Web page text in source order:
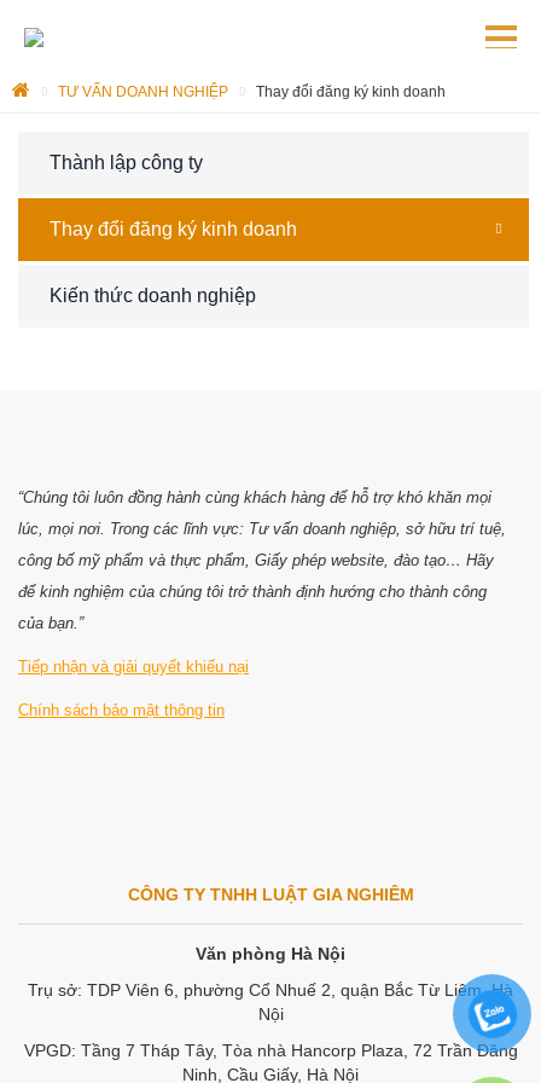
TƯ VẤN DOANH NGHIỆP Thay đổi đăng ký kinh doanh
Thành lập công ty
Thay đổi đăng ký kinh doanh
Kiến thức doanh nghiệp
“Chúng tôi luôn đồng hành cùng khách hàng để hỗ trợ khó khăn mọi
lúc, mọi nơi. Trong các lĩnh vực: Tư vấn doanh nghiệp, sở hữu trí tuệ,
công bố mỹ phẩm và thực phẩm, Giấy phép website, đào tạo… Hãy
để kinh nghiệm của chúng tôi trở thành định hướng cho thành công
của bạn.”
Tiếp nhận và giải quyết khiếu nại
Chính sách bảo mật thông tin
CÔNG TY TNHH LUẬT GIA NGHIÊM
Văn phòng Hà Nội
Trụ sở: TDP Viên 6, phường Cổ Nhuế 2, quận Bắc Từ Liêm, Hà
Nội
VPGD: Tầng 7 Tháp Tây, Tòa nhà Hancorp Plaza, 72 Trần Đăng
Ninh, Cầu Giấy, Hà Nội